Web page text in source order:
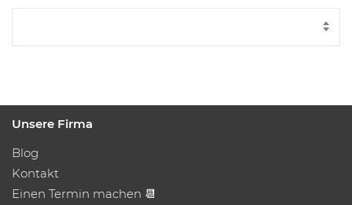
Unsere Firma
Blog
Kontakt
Einen Termin machen 📆